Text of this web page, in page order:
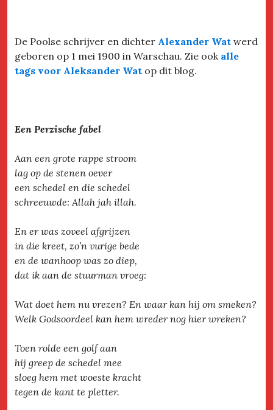
De Poolse schrijver en dichter Alexander Wat werd
geboren op 1 mei 1900 in Warschau. Zie ook alle
tags voor Aleksander Wat op dit blog.
Een Perzische fabel
Aan een grote rappe stroom
lag op de stenen oever
een schedel en die schedel
schreeuwde: Allah jah illah.
En er was zoveel afgrijzen
in die kreet, zo’n vurige bede
en de wanhoop was zo diep,
dat ik aan de stuurman vroeg:
Wat doet hem nu vrezen? En waar kan hij om smeken?
Welk Godsoordeel kan hem wreder nog hier wreken?
Toen rolde een golf aan
hij greep de schedel mee
sloeg hem met woeste kracht
tegen de kant te pletter.